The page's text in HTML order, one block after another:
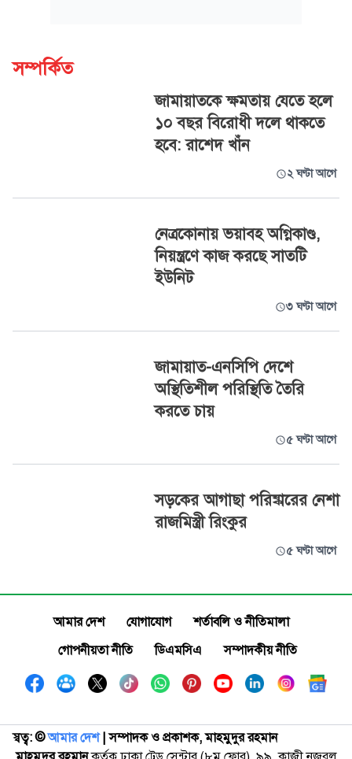
সম্পর্কিত
জামায়াতকে ক্ষমতায় যেতে হলে
১০ বছর বিরোধী দলে থাকতে
হবে: রাশেদ খাঁন
২ ঘণ্টা আগে
নেত্রকোনায় ভয়াবহ অগ্নিকাণ্ড,
নিয়ন্ত্রণে কাজ করছে সাতটি
ইউনিট
৩ ঘণ্টা আগে
জামায়াত-এনসিপি দেশে
অস্থিতিশীল পরিস্থিতি তৈরি
করতে চায়
৫ ঘণ্টা আগে
সড়কের আগাছা পরিষ্কারের নেশা
রাজমিস্ত্রী রিংকুর
৫ ঘণ্টা আগে
আমার দেশ যোগাযোগ
শর্তাবলি ও নীতিমালা
গোপনীয়তা নীতি
ডিএমসিএ সম্পাদকীয় নীতি
স্বত্ব: ©️আমার দেশ| সম্পাদক ও প্রকাশক, মাহমুদুর রহমান